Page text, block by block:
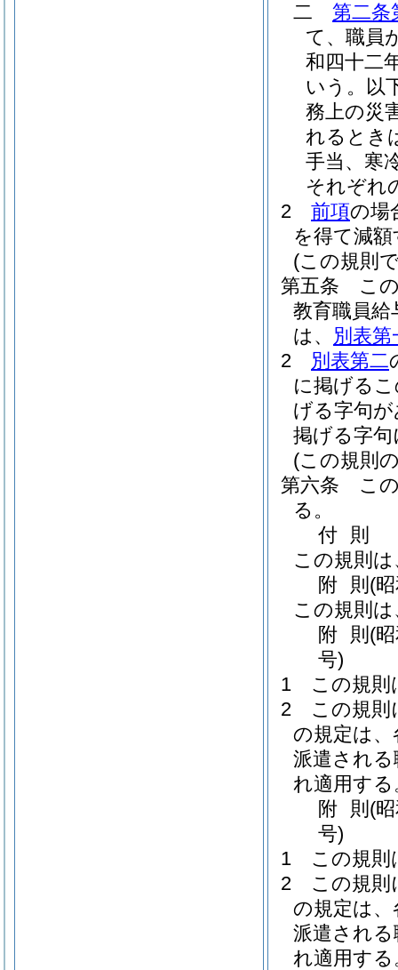
二
第二条
て、職員
和四十二
いう。以
務上の災
れるとき
手当、寒
それぞれ
2
前項の場
を得て減
(この規則
第五条
こ
教育職員給
は、 別表第
2
別表第二
に掲げる
げる字句
掲げる字
(この規則
第六条
こ
る。
付 則
この規則
附 則 (
この規則
附 則 (
号)
1
この規則
2
この規則
の規定は
派遣され
れ適用する
附 則 (
号)
1
この規則
2
この規則
の規定は
派遣され
れ適用する